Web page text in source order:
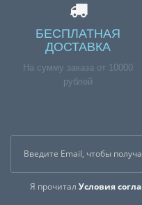
БЕСПЛАТНАЯ
ДОСТАВКА
На сумму заказа от 10000
рублей
Я прочитал Условия